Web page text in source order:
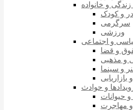
و خانواده
و کودک
سرگرمی
ورزشی
و اجتماعی
و قضا
و مذهبی
و سینما
بازاریابی
و حوادث
حیوانات
مهاجرت